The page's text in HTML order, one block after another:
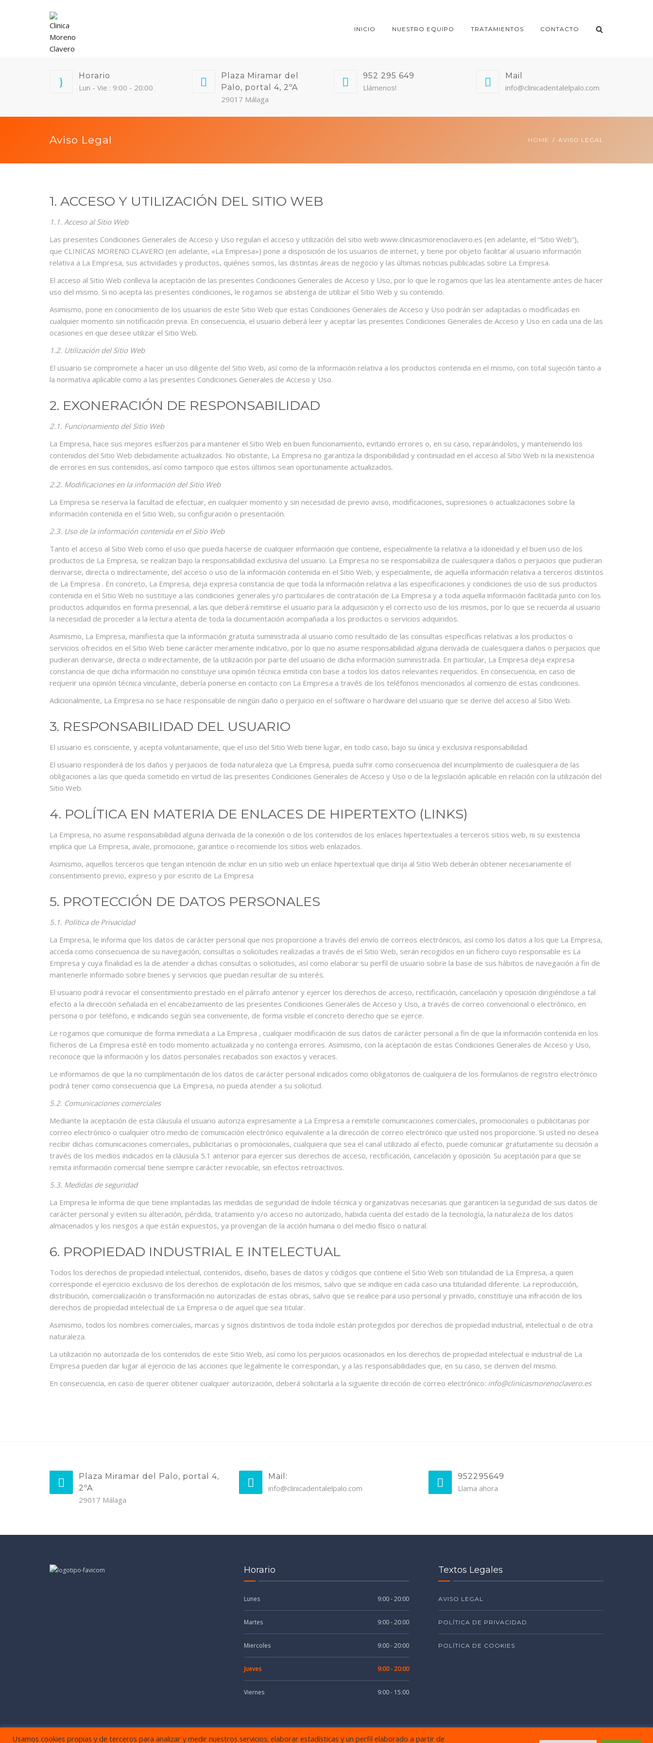
INICIO NUESTRO EQUIPO TRATAMIENTOS CONTACTO
Horario
Lun - Vie : 9:00 - 20:00
Plaza Miramar del
Palo, portal 4, 2ºA
29017 Málaga
952 295 649
Llámenos!
Mail
info@clinicadentalelpalo.com
Aviso Legal HOME AVISO LEGAL
1. ACCESO Y UTILIZACIÓN DEL SITIO WEB
1.1. Acceso al Sitio Web
Las presentes Condiciones Generales de Acceso y Uso regulan el acceso y utilización del sitio web www.clinicasmorenoclavero.es (en adelante, el “Sitio Web”),
que CLINICAS MORENO CLAVERO (en adelante, «La Empresa») pone a disposición de los usuarios de internet, y tiene por objeto facilitar al usuario información
relativa a La Empresa, sus actividades y productos, quiénes somos, las distintas áreas de negocio y las últimas noticias publicadas sobre La Empresa.
El acceso al Sitio Web conlleva la aceptación de las presentes Condiciones Generales de Acceso y Uso, por lo que le rogamos que las lea atentamente antes de hacer
uso del mismo. Si no acepta las presentes condiciones, le rogamos se abstenga de utilizar el Sitio Web y su contenido.
Asimismo, pone en conocimiento de los usuarios de este Sitio Web que estas Condiciones Generales de Acceso y Uso podrán ser adaptadas o modificadas en
cualquier momento sin notificación previa. En consecuencia, el usuario deberá leer y aceptar las presentes Condiciones Generales de Acceso y Uso en cada una de las
ocasiones en que desee utilizar el Sitio Web.
1.2. Utilización del Sitio Web
El usuario se compromete a hacer un uso diligente del Sitio Web, así como de la información relativa a los productos contenida en el mismo, con total sujeción tanto a
la normativa aplicable como a las presentes Condiciones Generales de Acceso y Uso.
2. EXONERACIÓN DE RESPONSABILIDAD
2.1. Funcionamiento del Sitio Web
La Empresa, hace sus mejores esfuerzos para mantener el Sitio Web en buen funcionamiento, evitando errores o, en su caso, reparándolos, y manteniendo los
contenidos del Sitio Web debidamente actualizados. No obstante, La Empresa no garantiza la disponibilidad y continuidad en el acceso al Sitio Web ni la inexistencia
de errores en sus contenidos, así como tampoco que estos últimos sean oportunamente actualizados.
2.2. Modificaciones en la información del Sitio Web
La Empresa se reserva la facultad de efectuar, en cualquier momento y sin necesidad de previo aviso, modificaciones, supresiones o actualizaciones sobre la
información contenida en el Sitio Web, su configuración o presentación.
2.3. Uso de la información contenida en el Sitio Web
Tanto el acceso al Sitio Web como el uso que pueda hacerse de cualquier información que contiene, especialmente la relativa a la idoneidad y el buen uso de los
productos de La Empresa, se realizan bajo la responsabilidad exclusiva del usuario. La Empresa no se responsabiliza de cualesquiera daños o perjuicios que pudieran
derivarse, directa o indirectamente, del acceso o uso de la información contenida en el Sitio Web, y especialmente, de aquella información relativa a terceros distintos
de La Empresa . En concreto, La Empresa, deja expresa constancia de que toda la información relativa a las especificaciones y condiciones de uso de sus productos
contenida en el Sitio Web no sustituye a las condiciones generales y/o particulares de contratación de La Empresa y a toda aquella información facilitada junto con los
productos adquiridos en forma presencial, a las que deberá remitirse el usuario para la adquisición y el correcto uso de los mismos, por lo que se recuerda al usuario
la necesidad de proceder a la lectura atenta de toda la documentación acompañada a los productos o servicios adquiridos.
Asimismo, La Empresa, manifiesta que la información gratuita suministrada al usuario como resultado de las consultas específicas relativas a los productos o
servicios ofrecidos en el Sitio Web tiene carácter meramente indicativo, por lo que no asume responsabilidad alguna derivada de cualesquiera daños o perjuicios que
pudieran derivarse, directa o indirectamente, de la utilización por parte del usuario de dicha información suministrada. En particular, La Empresa deja expresa
constancia de que dicha información no constituye una opinión técnica emitida con base a todos los datos relevantes requeridos. En consecuencia, en caso de
requerir una opinión técnica vinculante, debería ponerse en contacto con La Empresa a través de los teléfonos mencionados al comienzo de estas condiciones.
Adicionalmente, La Empresa no se hace responsable de ningún daño o perjuicio en el software o hardware del usuario que se derive del acceso al Sitio Web.
3. RESPONSABILIDAD DEL USUARIO
El usuario es consciente, y acepta voluntariamente, que el uso del Sitio Web tiene lugar, en todo caso, bajo su única y exclusiva responsabilidad.
El usuario responderá de los daños y perjuicios de toda naturaleza que La Empresa, pueda sufrir como consecuencia del incumplimiento de cualesquiera de las
obligaciones a las que queda sometido en virtud de las presentes Condiciones Generales de Acceso y Uso o de la legislación aplicable en relación con la utilización del
Sitio Web.
4. POLÍTICA EN MATERIA DE ENLACES DE HIPERTEXTO (LINKS)
La Empresa, no asume responsabilidad alguna derivada de la conexión o de los contenidos de los enlaces hipertextuales a terceros sitios web, ni su existencia
implica que La Empresa, avale, promocione, garantice o recomiende los sitios web enlazados.
Asimismo, aquellos terceros que tengan intención de incluir en un sitio web un enlace hipertextual que dirija al Sitio Web deberán obtener necesariamente el
consentimiento previo, expreso y por escrito de La Empresa
5. PROTECCIÓN DE DATOS PERSONALES
5.1. Política de Privacidad
La Empresa, le informa que los datos de carácter personal que nos proporcione a través del envío de correos electrónicos, así como los datos a los que La Empresa,
acceda como consecuencia de su navegación, consultas o solicitudes realizadas a través de el Sitio Web, serán recogidos en un fichero cuyo responsable es La
Empresa y cuya finalidad es la de atender a dichas consultas o solicitudes, así como elaborar su perfil de usuario sobre la base de sus hábitos de navegación a fin de
mantenerle informado sobre bienes y servicios que puedan resultar de su interés.
El usuario podrá revocar el consentimiento prestado en el párrafo anterior y ejercer los derechos de acceso, rectificación, cancelación y oposición dirigiéndose a tal
efecto a la dirección señalada en el encabezamiento de las presentes Condiciones Generales de Acceso y Uso, a través de correo convencional o electrónico, en
persona o por teléfono, e indicando según sea conveniente, de forma visible el concreto derecho que se ejerce.
Le rogamos que comunique de forma inmediata a La Empresa , cualquier modificación de sus datos de carácter personal a fin de que la información contenida en los
ficheros de La Empresa esté en todo momento actualizada y no contenga errores. Asimismo, con la aceptación de estas Condiciones Generales de Acceso y Uso,
reconoce que la información y los datos personales recabados son exactos y veraces.
Le informamos de que la no cumplimentación de los datos de carácter personal indicados como obligatorios de cualquiera de los formularios de registro electrónico
podrá tener como consecuencia que La Empresa, no pueda atender a su solicitud.
5.2. Comunicaciones comerciales
Mediante la aceptación de esta cláusula el usuario autoriza expresamente a La Empresa a remitirle comunicaciones comerciales, promocionales o publicitarias por
correo electrónico o cualquier otro medio de comunicación electrónico equivalente a la dirección de correo electrónico que usted nos proporcione. Si usted no desea
recibir dichas comunicaciones comerciales, publicitarias o promocionales, cualquiera que sea el canal utilizado al efecto, puede comunicar gratuitamente su decisión a
través de los medios indicados en la cláusula 5.1 anterior para ejercer sus derechos de acceso, rectificación, cancelación y oposición. Su aceptación para que se
remita información comercial tiene siempre carácter revocable, sin efectos retroactivos.
5.3. Medidas de seguridad
La Empresa le informa de que tiene implantadas las medidas de seguridad de índole técnica y organizativas necesarias que garanticen la seguridad de sus datos de
carácter personal y eviten su alteración, pérdida, tratamiento y/o acceso no autorizado, habida cuenta del estado de la tecnología, la naturaleza de los datos
almacenados y los riesgos a que están expuestos, ya provengan de la acción humana o del medio físico o natural.
6. PROPIEDAD INDUSTRIAL E INTELECTUAL
Todos los derechos de propiedad intelectual, contenidos, diseño, bases de datos y códigos que contiene el Sitio Web son titularidad de La Empresa, a quien
corresponde el ejercicio exclusivo de los derechos de explotación de los mismos, salvo que se indique en cada caso una titularidad diferente. La reproducción,
distribución, comercialización o transformación no autorizadas de estas obras, salvo que se realice para uso personal y privado, constituye una infracción de los
derechos de propiedad intelectual de La Empresa o de aquel que sea titular.
Asimismo, todos los nombres comerciales, marcas y signos distintivos de toda índole están protegidos por derechos de propiedad industrial, intelectual o de otra
naturaleza.
La utilización no autorizada de los contenidos de este Sitio Web, así como los perjuicios ocasionados en los derechos de propiedad intelectual e industrial de La
Empresa pueden dar lugar al ejercicio de las acciones que legalmente le correspondan, y a las responsabilidades que, en su caso, se deriven del mismo.
En consecuencia, en caso de querer obtener cualquier autorización, deberá solicitarla a la siguiente dirección de correo electrónico: info@clinicasmorenoclavero.es
Plaza Miramar del Palo, portal 4,
2ºA
29017 Málaga
Mail:
info@clinicadentalelpalo.com
952295649
Llama ahora
Horario
Lunes 9:00 - 20:00
Martes 9:00 - 20:00
Miercoles 9:00 - 20:00
Jueves 9:00 - 20:00
Viernes 9:00 - 15:00
Textos Legales
AVISO LEGAL
POLÍTICA DE PRIVACIDAD
POLÍTICA DE COOKIES
Usamos cookies propias y de terceros para analizar y medir nuestros servicios; elaborar estadísticas y un perfil elaborado a partir de